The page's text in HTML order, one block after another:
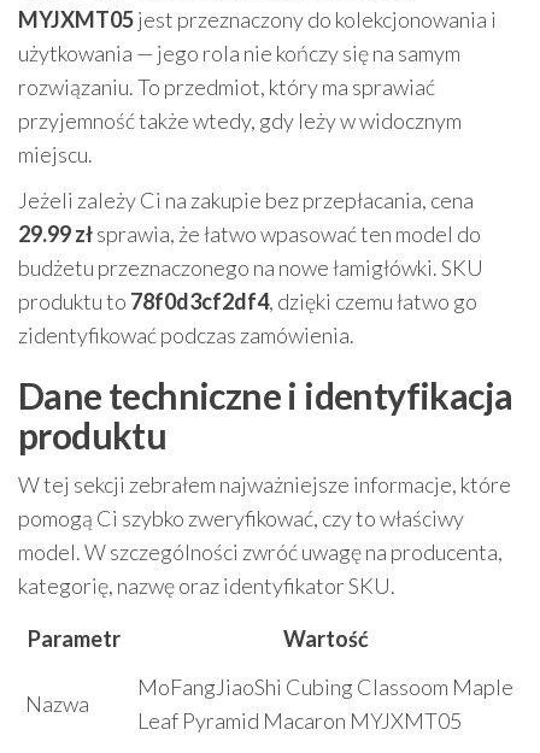
MYJXMT05jest przeznaczony do kolekcjonowania i
użytkowania — jego rola nie kończy się na samym
rozwiązaniu. To przedmiot, który ma sprawiać
przyjemność także wtedy, gdy leży w widocznym
miejscu.
Jeżeli zależy Ci na zakupie bez przepłacania, cena
29.99 złsprawia, że łatwo wpasować ten model do
budżetu przeznaczonego na nowe łamigłówki. SKU
produktu to 78f0d3cf2df4, dzięki czemu łatwo go
zidentyfikować podczas zamówienia.
Dane techniczne i identyfikacja
produktu
W tej sekcji zebrałem najważniejsze informacje, które
pomogą Ci szybko zweryfikować, czy to właściwy
model. W szczególności zwróć uwagę na producenta,
kategorię, nazwę oraz identyfikator SKU.
Parametr
Wartość
Nazwa
MoFangJiaoShi Cubing Classoom Maple
Leaf Pyramid Macaron MYJXMT05